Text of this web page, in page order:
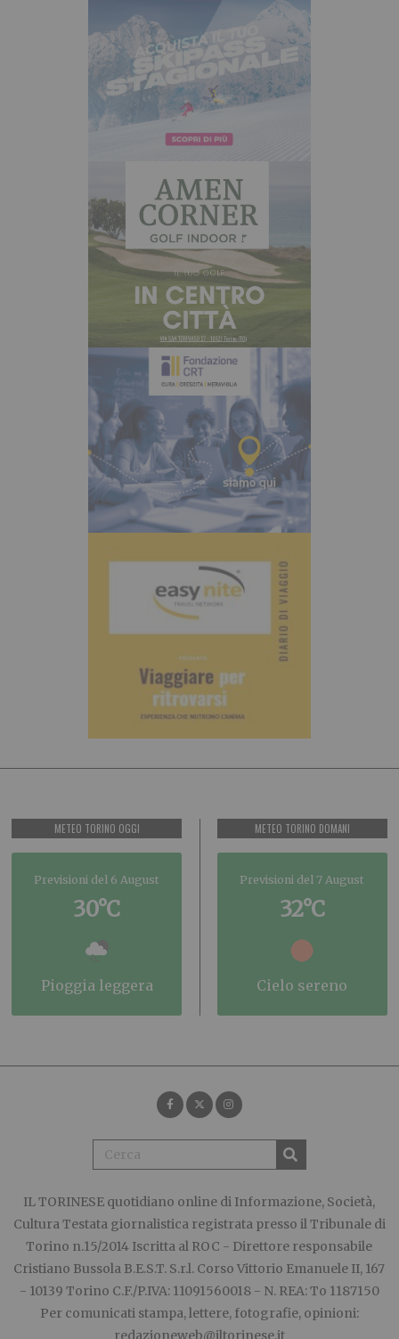
METEO TORINO OGGI
Previsioni del 6 August
30°C
pioggia leggera
METEO TORINO DOMANI
Previsioni del 7 August
32°C
cielo sereno
IL TORINESE quotidiano online di Informazione, Società,
Cultura Testata giornalistica registrata presso il Tribunale di
Torino n.15/2014 Iscritta al ROC - Direttore responsabile
Cristiano Bussola B.E.S.T. S.r.l. Corso Vittorio Emanuele II, 167
- 10139 Torino C.F./P.IVA: 11091560018 - N. REA: To 1187150
Per comunicati stampa, lettere, fotografie, opinioni:
redazioneweb@iltorinese.it